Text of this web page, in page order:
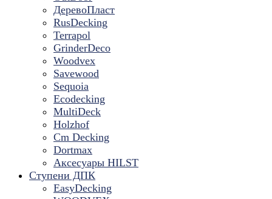
ДеревоПласт
RusDecking
Terrapol
GrinderDeco
Woodvex
Savewood
Sequoia
Ecodecking
MultiDeck
Holzhof
Cm Decking
Dortmax
Аксесуары HILST
Ступени ДПК
EasyDecking